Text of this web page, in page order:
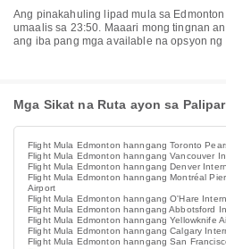
Ang pinakahuling lipad mula sa Edmonton kasama ang Porter Airlines ay
umaalis sa 23:50. Maaari mong tingnan
ang iba pang mga available na opsyon ng
Mga Sikat na Ruta ayon sa
Flight Mula Edmonton hanngang Toronto
Flight Mula Edmonton hanngang Vancouver
Flight Mula Edmonton hanngang Denver
Flight Mula Edmonton hanngang Montréal
Airport
Flight Mula Edmonton hanngang O'Hare
Flight Mula Edmonton hanngang Abbotsford
Flight Mula Edmonton hanngang Yellowknife
Flight Mula Edmonton hanngang Calgary
Flight Mula Edmonton hanngang San